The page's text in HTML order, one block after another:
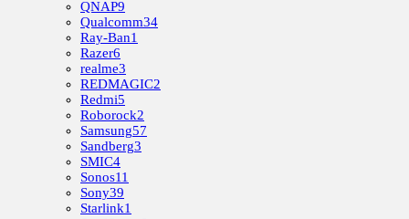
QNAP9
Qualcomm34
Ray-Ban1
Razer6
realme3
REDMAGIC2
Redmi5
Roborock2
Samsung57
Sandberg3
SMIC4
Sonos11
Sony39
Starlink1